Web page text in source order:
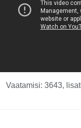
Vaatamisi: 3643,